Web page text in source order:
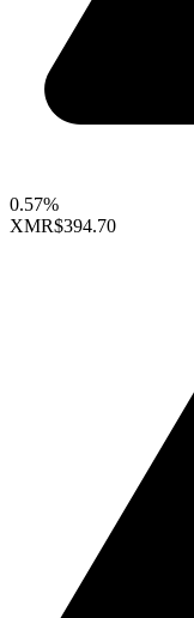
0.57%
XMR$394.70